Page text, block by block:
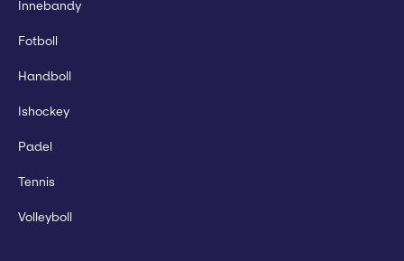
Innebandy
Fotboll
Handboll
Ishockey
Padel
Tennis
Volleyboll